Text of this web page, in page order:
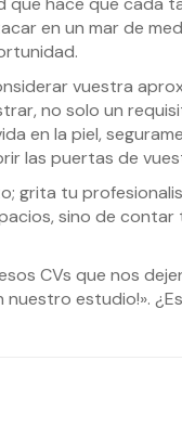
en un mar de
vuestra
no solo un
en la piel,
las puertas de
grita tu
sino de contar
CVs que nos
nuestro estudio!».